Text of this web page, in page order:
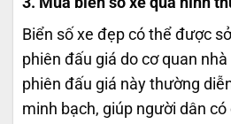
Biển số xe đẹp có thể được
phiên đấu giá do cơ quan
phiên đấu giá này thường
minh bạch, giúp người dân